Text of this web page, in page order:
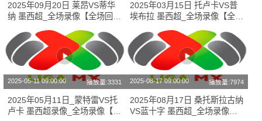
2025年09月20日 莱昂VS蒂华
纳 墨西超_全场录像【全场回
2025年03月15日 托卢卡VS普
埃布拉 墨西超_全场录像【全场
2025-05-11 09:00:00 播放量:3331
2025年05月11日_蒙特雷VS托
卢卡 墨西超录像_全场录像【高
2025-08-17 09:00:00 播放量:7974
2025年08月17日 桑托斯拉古纳
VS蓝十字 墨西超_全场录像